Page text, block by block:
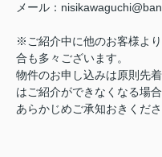
メール：
※ご紹介中に他のお客様よ
合も多々ございます。
物件のお申し込みは原則先
はご紹介ができなくなる場合
あらかじめご承知おきくだ